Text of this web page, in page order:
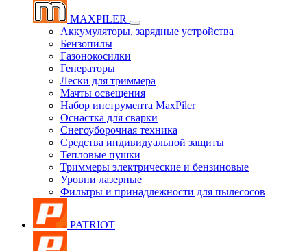
MAXPILER
Аккумуляторы, зарядные устройства
Бензопилы
Газонокосилки
Генераторы
Лески для триммера
Мачты освещения
Набор инструмента MaxPiler
Оснастка для сварки
Снегоуборочная техника
Средства индивидуальной защиты
Тепловые пушки
Триммеры электрические и бензиновые
Уровни лазерные
Фильтры и принадлежности для пылесосов
PATRIOT